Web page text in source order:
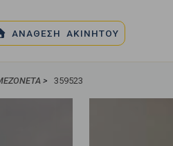
ΑΝΑΘΕΣΗ ΑΚΙΝΗΤΟΥ
> 359523